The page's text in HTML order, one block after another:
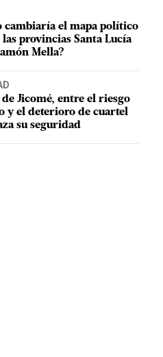
cambiaría el mapa político
las provincias Santa Lucía
Mella?
Jicomé, entre el riesgo
y el deterioro de cuartel
su seguridad